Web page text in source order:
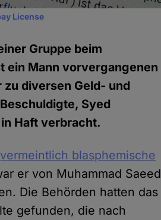
License
Gruppe beim
ein Mann vorvergangenen
diversen Geld- und
Syed
Haft verbracht.
vermeintlich blasphemische
er von Muhammad Saeed
Die Behörden hatten das
gefunden, die nach